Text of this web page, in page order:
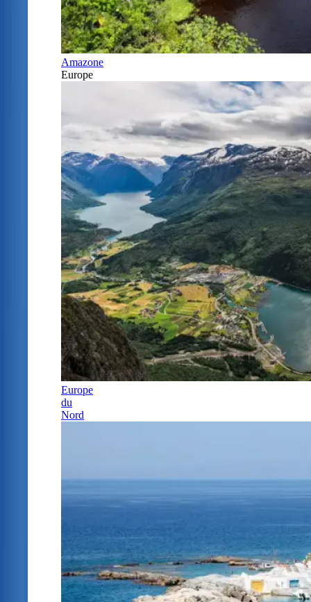
Amazone
Europe
Europe
du
Nord